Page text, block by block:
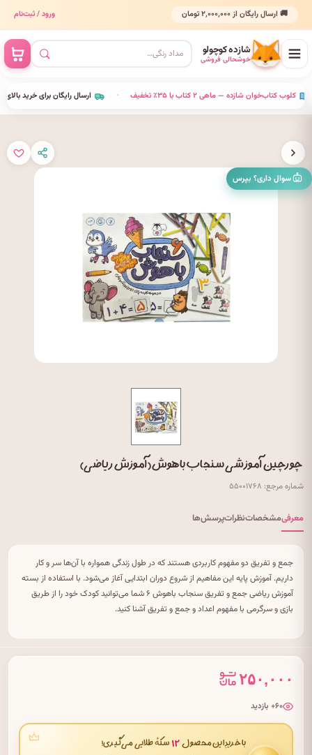
🚚 ارسال رایگان از ۲٬۰۰۰٬۰۰۰ تومان ورود / ثبت‌نام
شازده کوچولو
خوشحالی فروشی
ارسال رایگان برای خرید بالای • کلوب کتاب‌خوان شازده — ماهی ۲ کتاب با ۳۵٪ تخفیف •
سوال داری؟ بپرس
چورچین آموزشی سنجاب باهوش (آموزش ریاضی)
شماره مرجع: ۵۵۰۰۱۷۶۸
معرفیمشخصاتنظراتپرسش‌ها
جمع و تفریق دو مفهوم کاربردی هستند که در طول زندگی همواره با آن‌ها سر و کار
داریم. آموزش پایه این مفاهیم از شروع دوران ابتدایی آغاز می‌شود. با استفاده از بسته
آموزش ریاضی جمع و تفریق سنجاب باهوش ۶ شما می‌توانید کودک خود را از طریق
بازی و سرگرمی با مفهوم اعداد و جمع و تفریق آشنا کنید.
۲۵۰,۰۰۰
۶۰+ بازدید
با خریدِ این محصول ۱۲ سکهٔ طلایی می‌گیری!